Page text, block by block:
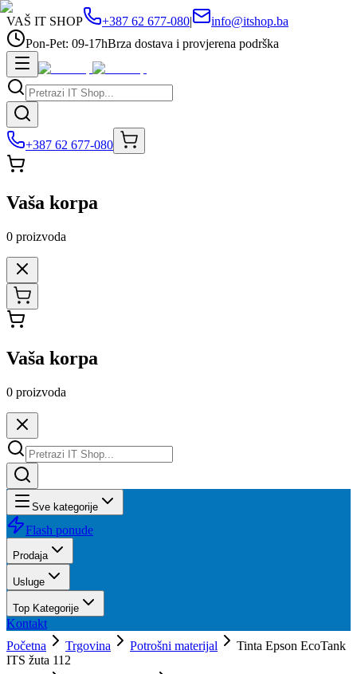
VAŠ IT SHOP +387 62 677-080|
info@itshop.ba
Pon-Pet: 09-17hBrza dostava i provjerena podrška
+387 62 677-080
Vaša korpa
0 proizvoda
Vaša korpa
0 proizvoda
Sve kategorije
Flash ponude
Prodaja
Usluge
Top Kategorije
Kontakt
Početna
Trgovina Potrošni materijal
Tinta Epson EcoTank
ITS žuta 112